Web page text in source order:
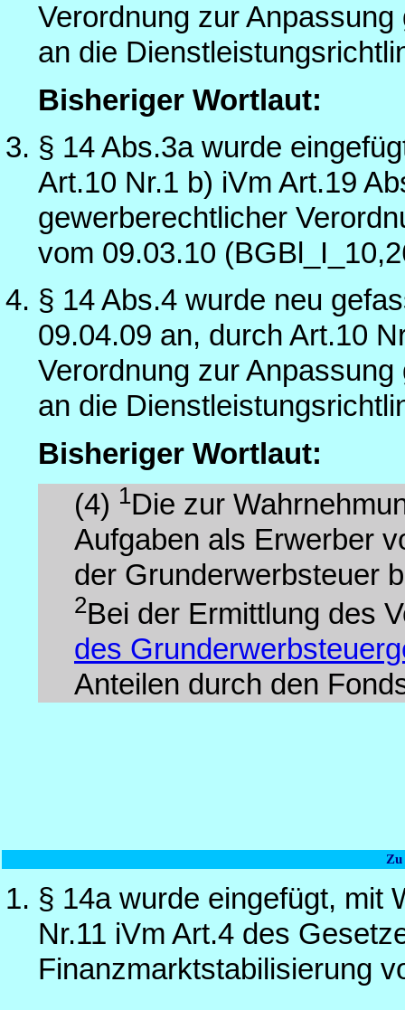
Verordnung zur
an die
Bisheriger Wortlaut:
§ 14 Abs.3a wurde
Art.10 Nr.1 b) iVm Art.19
gewerberechtlicher
vom 09.03.10
§ 14 Abs.4 wurde neu
09.04.09 an, durch Art.10
Verordnung zur
an die
Bisheriger Wortlaut:
(4) 1Die zur
Aufgaben als Erwerber
der Grunderwerbsteuer
2Bei der Ermittlung des
des
Anteilen durch den
§ 14a wurde eingefügt, mit
Nr.11 iVm Art.4 des
Finanzmarktstabilisierung